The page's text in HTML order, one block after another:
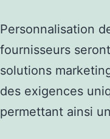
Personnalisation
fournisseurs
solutions
des exigences
permettant ainsi